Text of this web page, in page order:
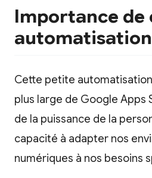
Importance de
automatisation
Cette petite
plus large de Google Apps
de la puissance de la
capacité à adapter nos
numériques à nos besoins